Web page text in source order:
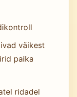
väikest
paika
ridadel